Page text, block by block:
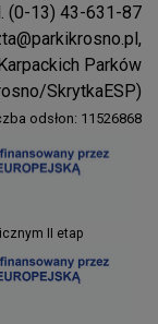
II etap
(0-13) 43-631-87
,
Parków
SkrytkaESP)
odsłon: 11526868